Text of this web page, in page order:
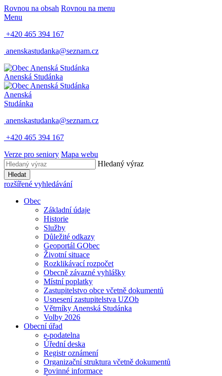
Rovnou na obsah Rovnou na menu
Menu
+420 465 394 167
anenskastudanka@seznam.cz
Anenská Studánka
Anenská
Studánka
anenskastudanka@seznam.cz
+420 465 394 167
Verze pro seniory Mapa webu
Hledaný výraz
Hledat
rozšířené vyhledávání
Obec
Základní údaje
Historie
Služby
Důležité odkazy
Geoportál GObec
Životní situace
Rozklikávací rozpočet
Obecně závazné vyhlášky
Místní poplatky
Zastupitelstvo obce včetně dokumentů
Usnesení zastupitelstva UZOb
Větrníky Anenská Studánka
Volby 2026
Obecní úřad
e-podatelna
Úřední deska
Registr oznámení
Organizační struktura včetně dokumentů
Povinné informace